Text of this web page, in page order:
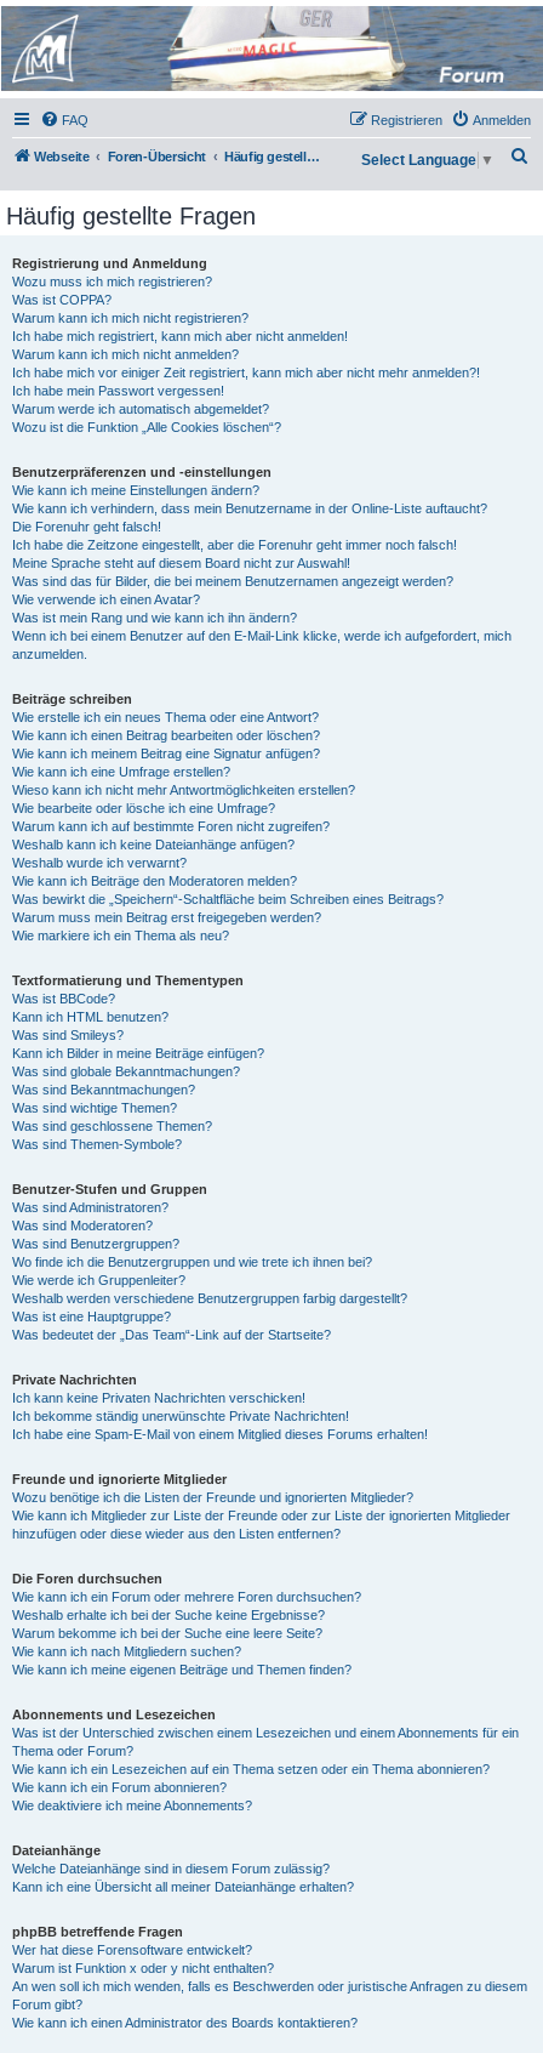
Micro Magic Forum
Deutschland
FAQ Anmelden
Registrieren
Webseite Foren-Übersicht Häufig gestellte Fragen Select Language ▼
Häufig gestellte Fragen
Registrierung und Anmeldung
Wozu muss ich mich registrieren?
Was ist COPPA?
Warum kann ich mich nicht registrieren?
Ich habe mich registriert, kann mich aber nicht anmelden!
Warum kann ich mich nicht anmelden?
Ich habe mich vor einiger Zeit registriert, kann mich aber nicht mehr anmelden?!
Ich habe mein Passwort vergessen!
Warum werde ich automatisch abgemeldet?
Wozu ist die Funktion „Alle Cookies löschen“?
Benutzerpräferenzen und -einstellungen
Wie kann ich meine Einstellungen ändern?
Wie kann ich verhindern, dass mein Benutzername in der Online-Liste auftaucht?
Die Forenuhr geht falsch!
Ich habe die Zeitzone eingestellt, aber die Forenuhr geht immer noch falsch!
Meine Sprache steht auf diesem Board nicht zur Auswahl!
Was sind das für Bilder, die bei meinem Benutzernamen angezeigt werden?
Wie verwende ich einen Avatar?
Was ist mein Rang und wie kann ich ihn ändern?
Wenn ich bei einem Benutzer auf den E-Mail-Link klicke, werde ich aufgefordert, mich
anzumelden.
Beiträge schreiben
Wie erstelle ich ein neues Thema oder eine Antwort?
Wie kann ich einen Beitrag bearbeiten oder löschen?
Wie kann ich meinem Beitrag eine Signatur anfügen?
Wie kann ich eine Umfrage erstellen?
Wieso kann ich nicht mehr Antwortmöglichkeiten erstellen?
Wie bearbeite oder lösche ich eine Umfrage?
Warum kann ich auf bestimmte Foren nicht zugreifen?
Weshalb kann ich keine Dateianhänge anfügen?
Weshalb wurde ich verwarnt?
Wie kann ich Beiträge den Moderatoren melden?
Was bewirkt die „Speichern“-Schaltfläche beim Schreiben eines Beitrags?
Warum muss mein Beitrag erst freigegeben werden?
Wie markiere ich ein Thema als neu?
Textformatierung und Thementypen
Was ist BBCode?
Kann ich HTML benutzen?
Was sind Smileys?
Kann ich Bilder in meine Beiträge einfügen?
Was sind globale Bekanntmachungen?
Was sind Bekanntmachungen?
Was sind wichtige Themen?
Was sind geschlossene Themen?
Was sind Themen-Symbole?
Benutzer-Stufen und Gruppen
Was sind Administratoren?
Was sind Moderatoren?
Was sind Benutzergruppen?
Wo finde ich die Benutzergruppen und wie trete ich ihnen bei?
Wie werde ich Gruppenleiter?
Weshalb werden verschiedene Benutzergruppen farbig dargestellt?
Was ist eine Hauptgruppe?
Was bedeutet der „Das Team“-Link auf der Startseite?
Private Nachrichten
Ich kann keine Privaten Nachrichten verschicken!
Ich bekomme ständig unerwünschte Private Nachrichten!
Ich habe eine Spam-E-Mail von einem Mitglied dieses Forums erhalten!
Freunde und ignorierte Mitglieder
Wozu benötige ich die Listen der Freunde und ignorierten Mitglieder?
Wie kann ich Mitglieder zur Liste der Freunde oder zur Liste der ignorierten Mitglieder
hinzufügen oder diese wieder aus den Listen entfernen?
Die Foren durchsuchen
Wie kann ich ein Forum oder mehrere Foren durchsuchen?
Weshalb erhalte ich bei der Suche keine Ergebnisse?
Warum bekomme ich bei der Suche eine leere Seite?
Wie kann ich nach Mitgliedern suchen?
Wie kann ich meine eigenen Beiträge und Themen finden?
Abonnements und Lesezeichen
Was ist der Unterschied zwischen einem Lesezeichen und einem Abonnements für ein
Thema oder Forum?
Wie kann ich ein Lesezeichen auf ein Thema setzen oder ein Thema abonnieren?
Wie kann ich ein Forum abonnieren?
Wie deaktiviere ich meine Abonnements?
Dateianhänge
Welche Dateianhänge sind in diesem Forum zulässig?
Kann ich eine Übersicht all meiner Dateianhänge erhalten?
phpBB betreffende Fragen
Wer hat diese Forensoftware entwickelt?
Warum ist Funktion x oder y nicht enthalten?
An wen soll ich mich wenden, falls es Beschwerden oder juristische Anfragen zu diesem
Forum gibt?
Wie kann ich einen Administrator des Boards kontaktieren?